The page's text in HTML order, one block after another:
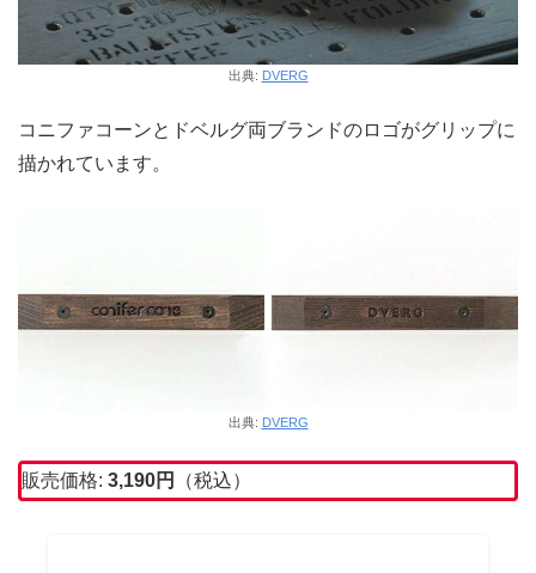
出典: DVERG
コニファコーンとドベルグ両ブランドのロゴがグリップに
描かれています。
出典: DVERG
販売価格: 3,190円 （税込）